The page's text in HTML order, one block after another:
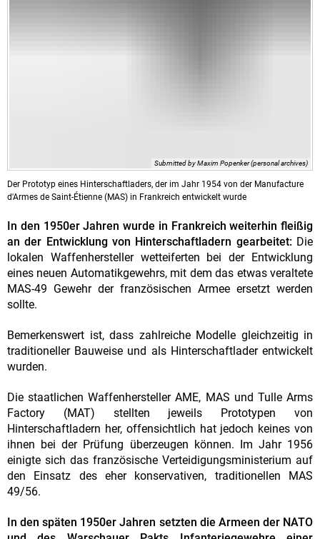
Submitted by Maxim Popenker (personal archives)
Der Prototyp eines Hinterschaftladers, der im Jahr 1954 von der Manufacture
d'Armes de Saint-Étienne (MAS) in Frankreich entwickelt wurde
In den 1950er Jahren wurde in Frankreich weiterhin fleißig
an der Entwicklung von Hinterschaftladern gearbeitet:Die
lokalen Waffenhersteller wetteiferten bei der Entwicklung
eines neuen Automatikgewehrs, mit dem das etwas veraltete
MAS-49 Gewehr der französischen Armee ersetzt werden
sollte.
Bemerkenswert ist, dass zahlreiche Modelle gleichzeitig in
traditioneller Bauweise und als Hinterschaftlader entwickelt
wurden.
Die staatlichen Waffenhersteller AME, MAS und Tulle Arms
Factory (MAT) stellten jeweils Prototypen von
Hinterschaftladern her, offensichtlich hat jedoch keines von
ihnen bei der Prüfung überzeugen können. Im Jahr 1956
einigte sich das französische Verteidigungsministerium auf
den Einsatz des eher konservativen, traditionellen MAS
49/56.
In den späten 1950er Jahren setzten die Armeen der NATO